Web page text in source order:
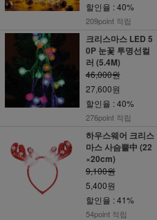
할인율 : 40%
209point 적립
크리스마스 LED 5
0P 눈꽃 투명선컬
러 (5.4M)
46,000원
27,600원
할인율 : 40%
276point 적립
하우스웨어 크리스
마스 사슴뿔中 (22
×20cm)
9,100원
5,400원
할인율 : 41%
54point 적립